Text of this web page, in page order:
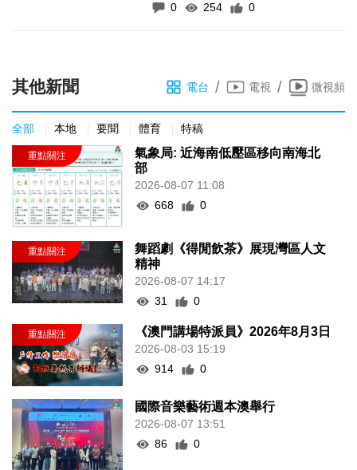
0
254 0
其他新聞 電台 / 電視 / 微視頻
全部 本地 要聞 體育 特稿
氣象局: 近海南低壓區移向南海北
部
2026-08-07 11:08
668
0
舞蹈劇《得閒飲茶》展現灣區人文
精神
2026-08-07 14:17
31
0
《澳門講場特派員》2026年8月3日
2026-08-03 15:19
914
0
國際音樂藝術週本澳舉行
2026-08-07 13:51
86
0